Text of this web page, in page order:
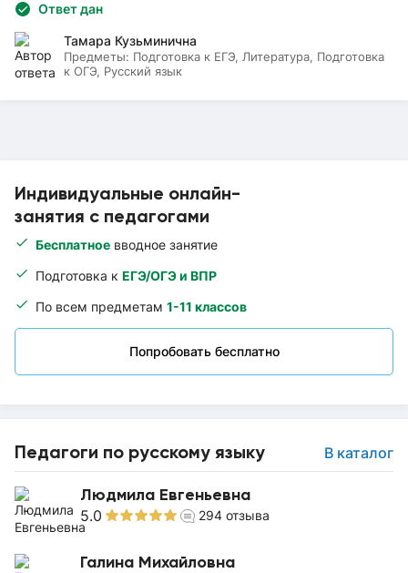
Индивидуальные онлайн-
занятия с педагогами
Бесплатное вводное занятие
Подготовка к ЕГЭ/ОГЭ и ВПР
По всем предметам 1-11 классов
Попробовать бесплатно
Педагоги по русскому языку В каталог
Людмила Евгеньевна
5.0 294 отзыва
Галина Михайловна
Ответ дан
Тамара Кузьминична
Предметы: Подготовка к ЕГЭ, Литература, Подготовка
к ОГЭ, Русский язык